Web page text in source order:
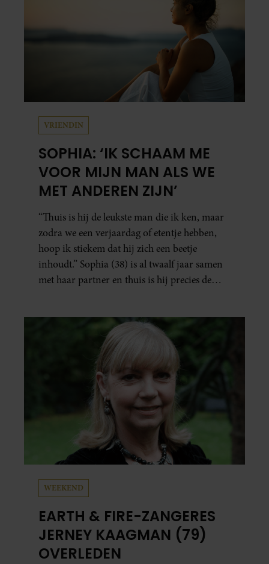
VRIENDIN
SOPHIA: ‘IK SCHAAM ME
VOOR MIJN MAN ALS WE
MET ANDEREN ZIJN’
“Thuis is hij de leukste man die ik ken, maar
zodra we een verjaardag of etentje hebben,
hoop ik stiekem dat hij zich een beetje
inhoudt.” Sophia (38) is al twaalf jaar samen
met haar partner en thuis is hij precies de
vaker schaamt zodra ze samen onder de
WEEKEND
EARTH & FIRE-ZANGERES
JERNEY KAAGMAN (79)
OVERLEDEN